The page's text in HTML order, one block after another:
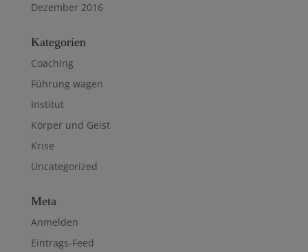
Dezember 2016
Kategorien
Coaching
Führung wagen
Institut
Körper und Geist
Krise
Uncategorized
Meta
Anmelden
Eintrags-Feed